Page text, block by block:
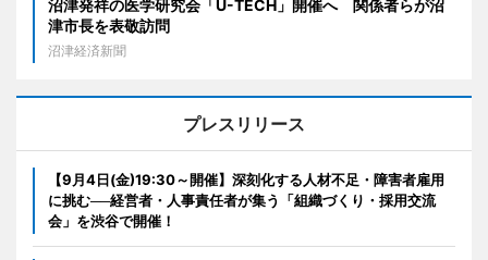
沼津発祥の医学研究会「U-TECH」開催へ 関係者らが沼
津市長を表敬訪問
沼津経済新聞
プレスリリース
【9月4日(金)19:30～開催】深刻化する人材不足・障害者雇用
に挑む──経営者・人事責任者が集う「組織づくり・採用交流
会」を渋谷で開催！